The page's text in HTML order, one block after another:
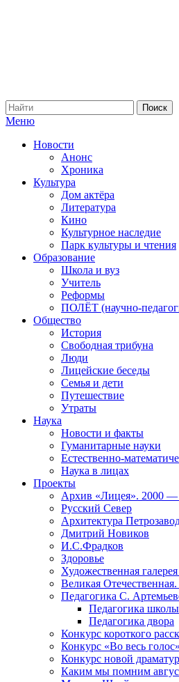
Меню
Новости
Анонс
Хроника
Культура
Дом актёра
Литература
Кино
Культурное наследие
Парк культуры и чтения
Образование
Школа и вуз
Учитель
Реформы
ПОЛЁТ (научно-
Общество
История
Свободная трибуна
Люди
Лицейские беседы
Семья и дети
Путешествие
Утраты
Наука
Новости и факты
Гуманитарные науки
Естественно-
Наука в лицах
Проекты
Архив «Лицея». 2000 —
Русский Север
Архитектура
Дмитрий Новиков
И.С.Фрадков
Здоровье
Художественная
Великая
Педагогика С.
Педагогика школы
Педагогика двора
Конкурс короткого
Конкурс «Во весь голос»
Конкурс новой
Каким мы помним